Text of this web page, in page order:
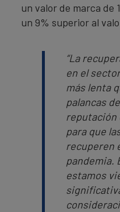
un valor de marca de
un 9% superior al
“La
en el
más lenta
palancas
reputación
para que
recuperen
pandemia.
estamos